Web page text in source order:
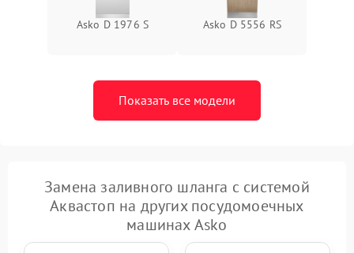
Asko D 1976 S Asko D 5556 RS
Показать все модели
Замена заливного шланга с системой
Аквастоп на других посудомоечных
машинах Asko